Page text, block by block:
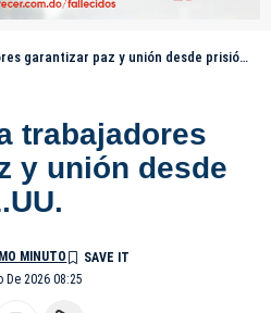
paz y unión desde prisión en EE.UU.
trabajadores
y unión desde
De 2026 08:25
MINUTO